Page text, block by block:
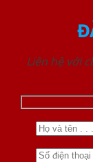
Liên hệ với